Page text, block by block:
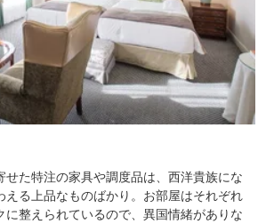
せた特注の家具や調度品は、西洋貴族にな
える上品なものばかり。お部屋はそれぞれ
に整えられているので、異国情緒がありな